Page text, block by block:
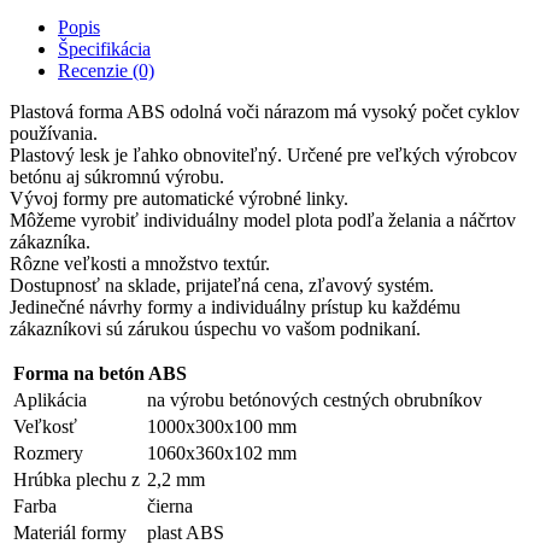
Popis
Špecifikácia
Recenzie (0)
Plastová forma ABS odolná voči nárazom má vysoký počet cyklov
používania.
Plastový lesk je ľahko obnoviteľný. Určené pre veľkých výrobcov
betónu aj súkromnú výrobu.
Vývoj formy pre automatické výrobné linky.
Môžeme vyrobiť individuálny model plota podľa želania a náčrtov
zákazníka.
Rôzne veľkosti a množstvo textúr.
Dostupnosť na sklade, prijateľná cena, zľavový systém.
Jedinečné návrhy formy a individuálny prístup ku každému
zákazníkovi sú zárukou úspechu vo vašom podnikaní.
Forma na betón ABS
Aplikácia
na výrobu betónových cestných obrubníkov
Veľkosť
1000х300х100 mm
Rozmery
1060х360х102 mm
Hrúbka plechu z 2,2 mm
Farba
čierna
Materiál formy
plast ABS